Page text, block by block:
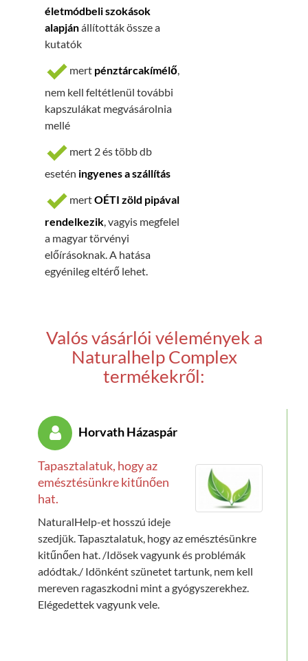
életmódbeli szokások
alapjánállították össze a
kutatók
mert pénztárcakímélő,
nem kell feltétlenül további
kapszulákat megvásárolnia
mellé
mert 2 és több db
esetén ingyenes a szállítás
mertOÉTI zöld pipával
rendelkezik, vagyis megfelel
a magyar törvényi
előírásoknak. A hatása
egyénileg eltérő lehet.
Valós vásárlói vélemények a
Naturalhelp Complex
termékekről:
Horvath Házaspár
Tapasztalatuk, hogy az
emésztésünkre kitűnően
hat.
NaturalHelp-et hosszú ideje
szedjük. Tapasztalatuk, hogy az emésztésünkre
kitűnően hat. /Idösek vagyunk és problémák
adódtak./ Idönként szünetet tartunk, nem kell
mereven ragaszkodni mint a gyógyszerekhez.
Elégedettek vagyunk vele.